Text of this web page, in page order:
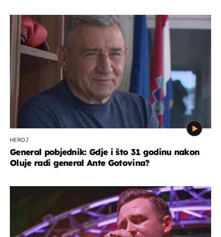
HEROJ
General pobjednik: Gdje i što 31 godinu nakon
Oluje radi general Ante Gotovina?